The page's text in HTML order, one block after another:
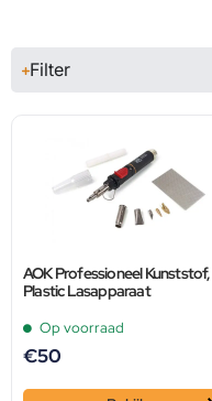
Filter
AOK Professioneel Kunststof,
Plastic Lasapparaat
Op voorraad
€50